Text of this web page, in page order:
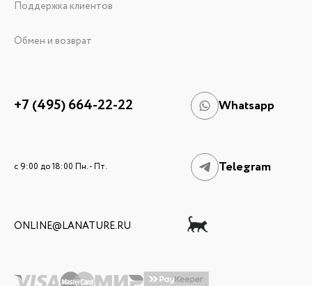
Поддержка клиентов
Обмен и возврат
+7 (495) 664-22-22 Whatsapp
c 9:00 до 18:00 Пн. - Пт. Telegram
ONLINE@LANATURE.RU